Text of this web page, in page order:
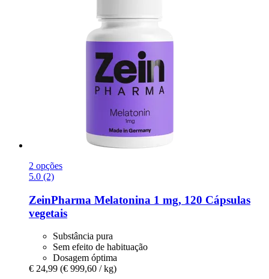
2 opções
5.0 (2)
ZeinPharma Melatonina 1 mg, 120 Cápsulas
vegetais
Substância pura
Sem efeito de habituação
Dosagem óptima
€ 24,99 (€ 999,60 / kg)